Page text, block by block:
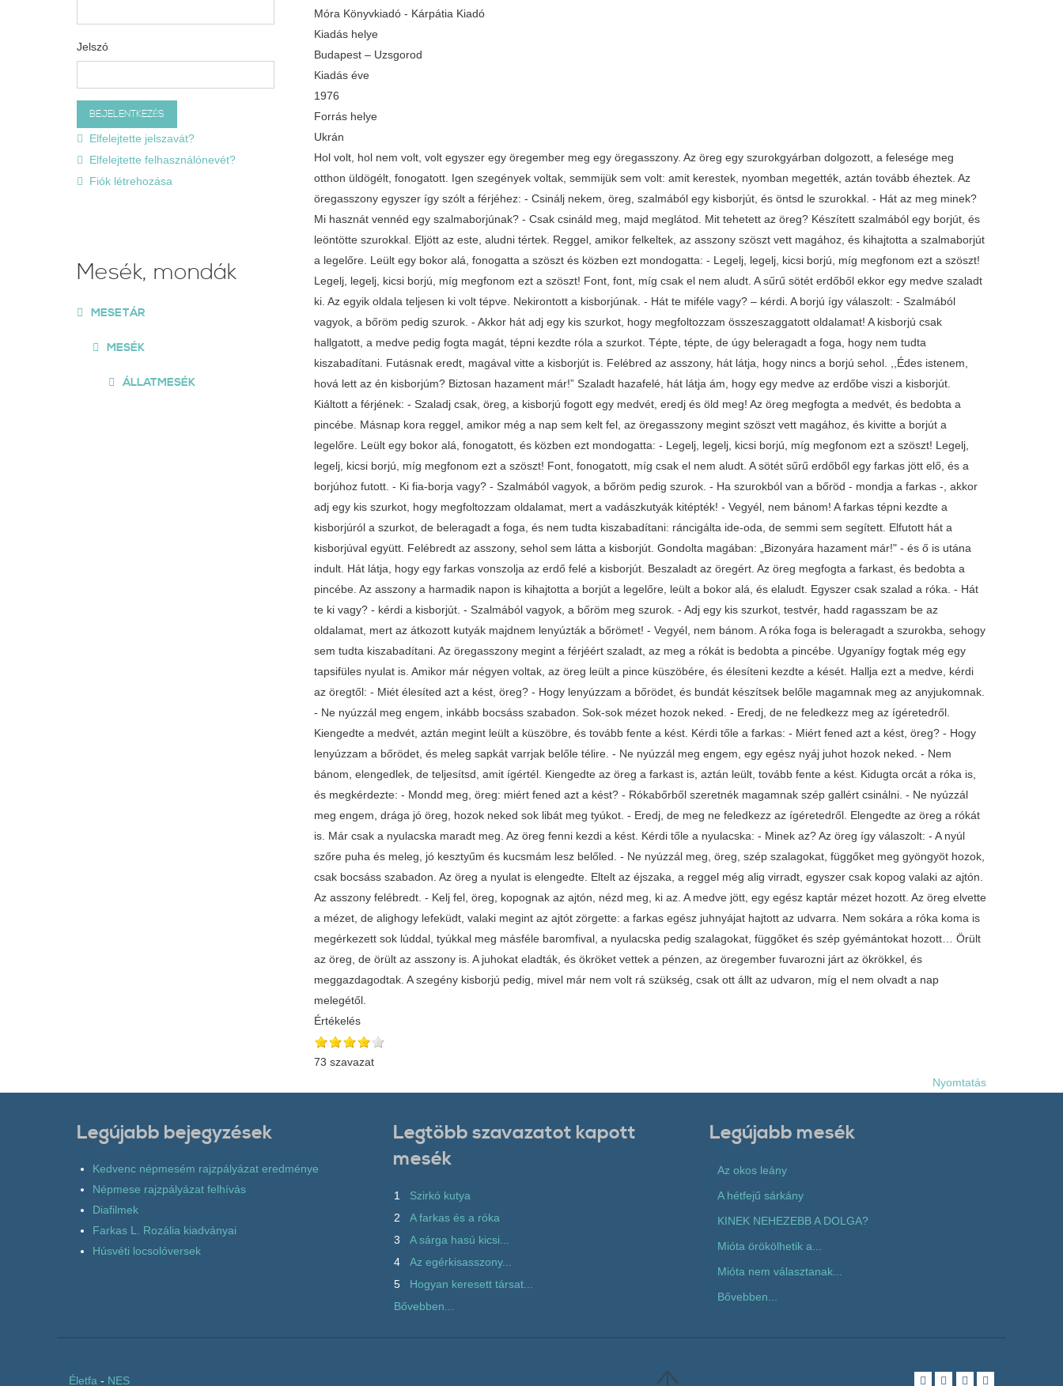
Móra Könyvkiadó - Kárpátia Kiadó
Kiadás helye
Budapest – Uzsgorod
Kiadás éve
1976
Forrás helye
Ukrán
Hol volt, hol nem volt, volt egyszer egy öregember meg egy öregasszony. Az öreg egy szurokgyárban dolgozott, a felesége meg
otthon üldögélt, fonogatott. Igen szegények voltak, semmijük sem volt: amit kerestek, nyomban megették, aztán tovább éheztek. Az
öregasszony egyszer így szólt a férjéhez: - Csinálj nekem, öreg, szalmából egy kisborjút, és öntsd le szurokkal. - Hát az meg minek?
Mi hasznát vennéd egy szalmaborjúnak? - Csak csináld meg, majd meglátod. Mit tehetett az öreg? Készített szalmából egy borjút, és
leöntötte szurokkal. Eljött az este, aludni tértek. Reggel, amikor felkeltek, az asszony szöszt vett magához, és kihajtotta a szalmaborjút
a legelőre. Leült egy bokor alá, fonogatta a szöszt és közben ezt mondogatta: - Legelj, legelj, kicsi borjú, míg megfonom ezt a szöszt!
Legelj, legelj, kicsi borjú, míg megfonom ezt a szöszt! Font, font, míg csak el nem aludt. A sűrű sötét erdőből ekkor egy medve szaladt
ki. Az egyik oldala teljesen ki volt tépve. Nekirontott a kisborjúnak. - Hát te miféle vagy? – kérdi. A borjú így válaszolt: - Szalmából
vagyok, a bőröm pedig szurok. - Akkor hát adj egy kis szurkot, hogy megfoltozzam összeszaggatott oldalamat! A kisborjú csak
hallgatott, a medve pedig fogta magát, tépni kezdte róla a szurkot. Tépte, tépte, de úgy beleragadt a foga, hogy nem tudta
kiszabadítani. Futásnak eredt, magával vitte a kisborjút is. Felébred az asszony, hát látja, hogy nincs a borjú sehol. ,,Édes istenem,
hová lett az én kisborjúm? Biztosan hazament már!” Szaladt hazafelé, hát látja ám, hogy egy medve az erdőbe viszi a kisborjút.
Kiáltott a férjének: - Szaladj csak, öreg, a kisborjú fogott egy medvét, eredj és öld meg! Az öreg megfogta a medvét, és bedobta a
pincébe. Másnap kora reggel, amikor még a nap sem kelt fel, az öregasszony megint szöszt vett magához, és kivitte a borjút a
legelőre. Leült egy bokor alá, fonogatott, és közben ezt mondogatta: - Legelj, legelj, kicsi borjú, míg megfonom ezt a szöszt! Legelj,
legelj, kicsi borjú, míg megfonom ezt a szöszt! Font, fonogatott, míg csak el nem aludt. A sötét sűrű erdőből egy farkas jött elő, és a
borjúhoz futott. - Ki fia-borja vagy? - Szalmából vagyok, a bőröm pedig szurok. - Ha szurokból van a bőröd - mondja a farkas -, akkor
adj egy kis szurkot, hogy megfoltozzam oldalamat, mert a vadászkutyák kitépték! - Vegyél, nem bánom! A farkas tépni kezdte a
kisborjúról a szurkot, de beleragadt a foga, és nem tudta kiszabadítani: ráncigálta ide-oda, de semmi sem segített. Elfutott hát a
kisborjúval együtt. Felébredt az asszony, sehol sem látta a kisborjút. Gondolta magában: „Bizonyára hazament már!" - és ő is utána
indult. Hát látja, hogy egy farkas vonszolja az erdő felé a kisborjút. Beszaladt az öregért. Az öreg megfogta a farkast, és bedobta a
pincébe. Az asszony a harmadik napon is kihajtotta a borjút a legelőre, leült a bokor alá, és elaludt. Egyszer csak szalad a róka. - Hát
te ki vagy? - kérdi a kisborjút. - Szalmából vagyok, a bőröm meg szurok. - Adj egy kis szurkot, testvér, hadd ragasszam be az
oldalamat, mert az átkozott kutyák majdnem lenyúzták a bőrömet! - Vegyél, nem bánom. A róka foga is beleragadt a szurokba, sehogy
sem tudta kiszabadítani. Az öregasszony megint a férjéért szaladt, az meg a rókát is bedobta a pincébe. Ugyanígy fogtak még egy
tapsifüles nyulat is. Amikor már négyen voltak, az öreg leült a pince küszöbére, és élesíteni kezdte a kését. Hallja ezt a medve, kérdi
az öregtől: - Miét élesíted azt a kést, öreg? - Hogy lenyúzzam a bőrödet, és bundát készítsek belőle magamnak meg az anyjukomnak.
- Ne nyúzzál meg engem, inkább bocsáss szabadon. Sok-sok mézet hozok neked. - Eredj, de ne feledkezz meg az ígéretedről.
Kiengedte a medvét, aztán megint leült a küszöbre, és tovább fente a kést. Kérdi tőle a farkas: - Miért fened azt a kést, öreg? - Hogy
lenyúzzam a bőrödet, és meleg sapkát varrjak belőle télire. - Ne nyúzzál meg engem, egy egész nyáj juhot hozok neked. - Nem
bánom, elengedlek, de teljesítsd, amit ígértél. Kiengedte az öreg a farkast is, aztán leült, tovább fente a kést. Kidugta orcát a róka is,
és megkérdezte: - Mondd meg, öreg: miért fened azt a kést? - Rókabőrből szeretnék magamnak szép gallért csinálni. - Ne nyúzzál
meg engem, drága jó öreg, hozok neked sok libát meg tyúkot. - Eredj, de meg ne feledkezz az ígéretedről. Elengedte az öreg a rókát
is. Már csak a nyulacska maradt meg. Az öreg fenni kezdi a kést. Kérdi tőle a nyulacska: - Minek az? Az öreg így válaszolt: - A nyúl
szőre puha és meleg, jó kesztyűm és kucsmám lesz belőled. - Ne nyúzzál meg, öreg, szép szalagokat, függőket meg gyöngyöt hozok,
csak bocsáss szabadon. Az öreg a nyulat is elengedte. Eltelt az éjszaka, a reggel még alig virradt, egyszer csak kopog valaki az ajtón.
Az asszony felébredt. - Kelj fel, öreg, kopognak az ajtón, nézd meg, ki az. A medve jött, egy egész kaptár mézet hozott. Az öreg elvette
a mézet, de alighogy lefeküdt, valaki megint az ajtót zörgette: a farkas egész juhnyájat hajtott az udvarra. Nem sokára a róka koma is
megérkezett sok lúddal, tyúkkal meg másféle baromfival, a nyulacska pedig szalagokat, függőket és szép gyémántokat hozott… Örült
az öreg, de örült az asszony is. A juhokat eladták, és ökröket vettek a pénzen, az öregember fuvarozni járt az ökrökkel, és
meggazdagodtak. A szegény kisborjú pedig, mivel már nem volt rá szükség, csak ott állt az udvaron, míg el nem olvadt a nap
melegétől.
Értékelés
73 szavazat
Nyomtatás
Jelszó
Elfelejtette jelszavát?
Elfelejtette felhasználónevét?
Fiók létrehozása
Mesék, mondák
MESETÁR
MESÉK
ÁLLATMESÉK
Legújabb bejegyzések
Kedvenc népmesém rajzpályázat eredménye
Népmese rajzpályázat felhívás
Diafilmek
Farkas L. Rozália kiadványai
Húsvéti locsolóversek
Legtöbb szavazatot kapott
mesék
1
Szirkó kutya
2
A farkas és a róka
3
A sárga hasú kicsi...
4
Az egérkisasszony...
5
Hogyan keresett társat...
Bővebben...
Legújabb mesék
Az okos leány
A hétfejű sárkány
KINEK NEHEZEBB A DOLGA?
Mióta örökölhetik a...
Mióta nem választanak...
Bővebben...
Életfa - NES